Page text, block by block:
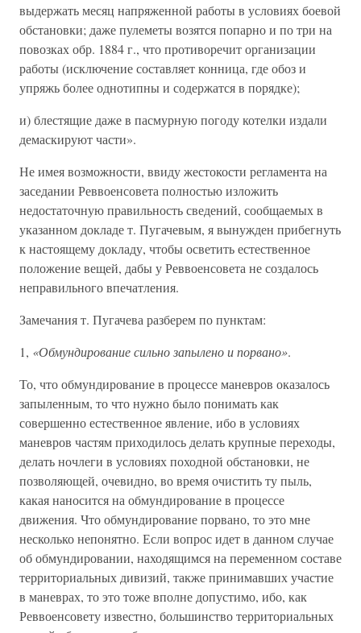
выдержать месяц напряженной работы в условиях боевой
обстановки; даже пулеметы возятся попарно и по три на
повозках обр. 1884 г., что противоречит организации
работы (исключение составляет конница, где обоз и
упряжь более однотипны и содержатся в порядке);
и) блестящие даже в пасмурную погоду котелки издали
демаскируют части».
Не имея возможности, ввиду жестокости регламента на
заседании Реввоенсовета полностью изложить
недостаточную правильность сведений, сообщаемых в
указанном докладе т. Пугачевым, я вынужден прибегнуть
к настоящему докладу, чтобы осветить естественное
положение вещей, дабы у Реввоенсовета не создалось
неправильного впечатления.
Замечания т. Пугачева разберем по пунктам:
1, «Обмундирование сильно запылено и порвано».
То, что обмундирование в процессе маневров оказалось
запыленным, то что нужно было понимать как
совершенно естественное явление, ибо в условиях
маневров частям приходилось делать крупные переходы,
делать ночлеги в условиях походной обстановки, не
позволяющей, очевидно, во время очистить ту пыль,
какая наносится на обмундирование в процессе
движения. Что обмундирование порвано, то это мне
несколько непонятно. Если вопрос идет в данном случае
об обмундировании, находящимся на переменном составе
территориальных дивизий, также принимавших участие
в маневрах, то это тоже вполне допустимо, ибо, как
Реввоенсовету известно, большинство территориальных